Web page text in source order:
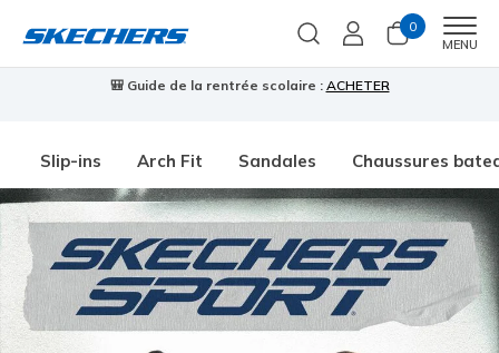
0
MENU
🎒 Guide de la rentrée scolaire : ACHETER
Slip-ins Arch Fit Sandales Chaussures